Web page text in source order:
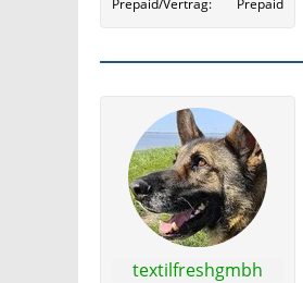
Prepaid/Vertrag
Prepaid
textilfreshgmbh